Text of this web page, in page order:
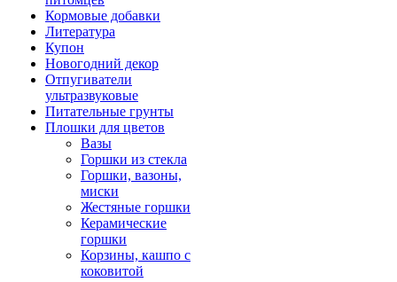
Кормовые добавки
Литература
Купон
Новогодний декор
Отпугиватели
ультразвуковые
Питательные грунты
Плошки для цветов
Вазы
Горшки из стекла
Горшки, вазоны,
миски
Жестяные горшки
Керамические
горшки
Корзины, кашпо с
коковитой